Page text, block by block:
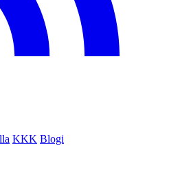
KKK Blogi